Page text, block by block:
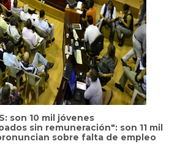
son 10 mil jóvenes
sin remuneración": son 11 mil
sobre falta de empleo